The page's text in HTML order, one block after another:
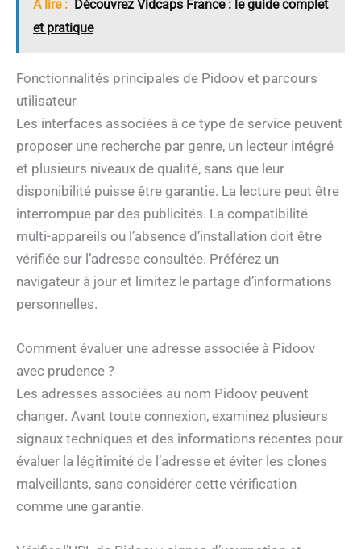
A lire : Découvrez Vidcaps France : le guide complet
et pratique
Fonctionnalités principales de Pidoov et parcours
utilisateur
Les interfaces associées à ce type de service peuvent
proposer une recherche par genre, un lecteur intégré
et plusieurs niveaux de qualité, sans que leur
disponibilité puisse être garantie. La lecture peut être
interrompue par des publicités. La compatibilité
multi-appareils ou l’absence d’installation doit être
vérifiée sur l’adresse consultée. Préférez un
navigateur à jour et limitez le partage d’informations
personnelles.
Comment évaluer une adresse associée à Pidoov
avec prudence ?
Les adresses associées au nom Pidoov peuvent
changer. Avant toute connexion, examinez plusieurs
signaux techniques et des informations récentes pour
évaluer la légitimité de l’adresse et éviter les clones
malveillants, sans considérer cette vérification
comme une garantie.